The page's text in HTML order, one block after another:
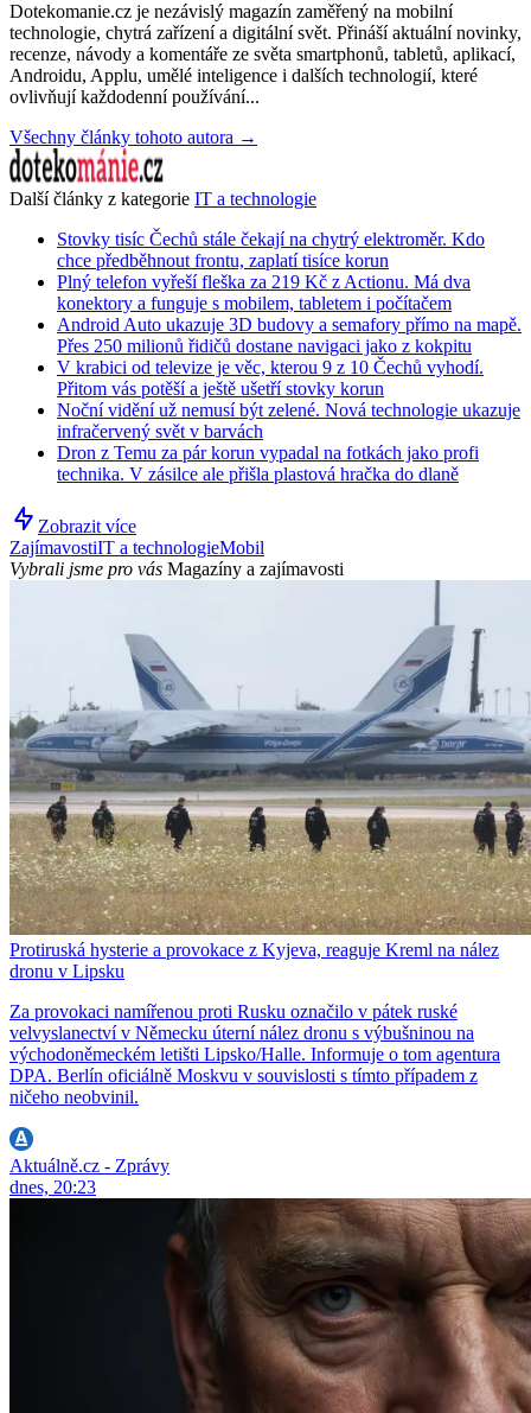
Dotekomanie.cz je nezávislý magazín zaměřený na mobilní
technologie, chytrá zařízení a digitální svět. Přináší aktuální novinky,
recenze, návody a komentáře ze světa smartphonů, tabletů, aplikací,
Androidu, Applu, umělé inteligence i dalších technologií, které
ovlivňují každodenní používání...
Všechny články tohoto autora →
Další články z kategorie IT a technologie
Stovky tisíc Čechů stále čekají na chytrý elektroměr. Kdo
chce předběhnout frontu, zaplatí tisíce korun
Plný telefon vyřeší fleška za 219 Kč z Actionu. Má dva
konektory a funguje s mobilem, tabletem i počítačem
Android Auto ukazuje 3D budovy a semafory přímo na mapě.
Přes 250 milionů řidičů dostane navigaci jako z kokpitu
V krabici od televize je věc, kterou 9 z 10 Čechů vyhodí.
Přitom vás potěší a ještě ušetří stovky korun
Noční vidění už nemusí být zelené. Nová technologie ukazuje
infračervený svět v barvách
Dron z Temu za pár korun vypadal na fotkách jako profi
technika. V zásilce ale přišla plastová hračka do dlaně
Zobrazit více
ZajímavostiIT a technologieMobil
Vybrali jsme pro vás Magazíny a zajímavosti
Protiruská hysterie a provokace z Kyjeva, reaguje Kreml na nález
dronu v Lipsku
Za provokaci namířenou proti Rusku označilo v pátek ruské
velvyslanectví v Německu úterní nález dronu s výbušninou na
východoněmeckém letišti Lipsko/Halle. Informuje o tom agentura
DPA. Berlín oficiálně Moskvu v souvislosti s tímto případem z
ničeho neobvinil.
Aktuálně.cz - Zprávy
dnes, 20:23